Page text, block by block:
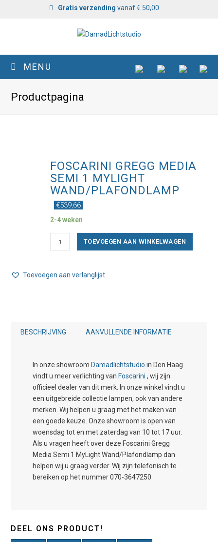
Gratis verzending vanaf € 50,00
MENU
Productpagina
FOSCARINI GREGG MEDIA
SEMI 1 MYLIGHT
WAND/PLAFONDLAMP
€539,66
2-4 weken
Gregg
TOEVOEGEN AAN WINKELWAGEN
Toevoegen aan verlanglijst
BESCHRIJVING AANVULLENDE INFORMATIE
In onze showroom Damadlichtstudio in Den Haag
vindt u meer verlichting van Foscarini , wij zijn
officieel dealer van dit merk. In onze winkel vindt u
een uitgebreide collectie lampen, ook van andere
merken. Wij helpen u graag met het maken van
een goede keuze. Onze showroom is open van
woensdag tot en met zaterdag van 10 tot 17 uur.
Als u vragen heeft over deze Foscarini Gregg
Media Semi 1 MyLight Wand/Plafondlamp dan
helpen wij u graag verder. Wij zijn telefonisch te
bereiken op het nummer 070-3647250.
DEEL ONS PRODUCT!